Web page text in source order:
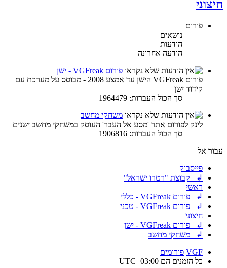
חיצוני
פורום
נושאים
הודעות
הודעה אחרונה
פורום VGFreak - ישן
פורום VGFreak הישן עד אמצע 2008 - מבוסס על מערכת עם
קידוד ישן
סך הכול העברות: 1964479
משחקי מחשב
לינק לפורום אתר 'מסע אל העבר' העוסק במשחקי מחשב ישנים
סך הכול העברות: 1906816
עבור אל
פייסבוק
↲ קבוצת "רטרו ישראל"
ראשי
↲ פורום VGFreak - כללי
↲ פורום VGFreak - טכני
חיצוני
↲ פורום VGFreak - ישן
↲ משחקי מחשב
VGF פורומים
כל הזמנים הם UTC+03:00